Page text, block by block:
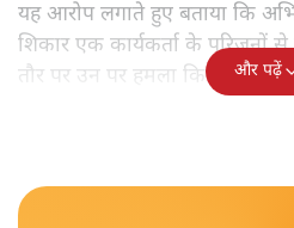
यह आरोप लगाते हुए बताया कि
शिकार एक कार्यकर्ता के परिजनों
तौर पर उन पर हमला किया गया।
और पढ़ें